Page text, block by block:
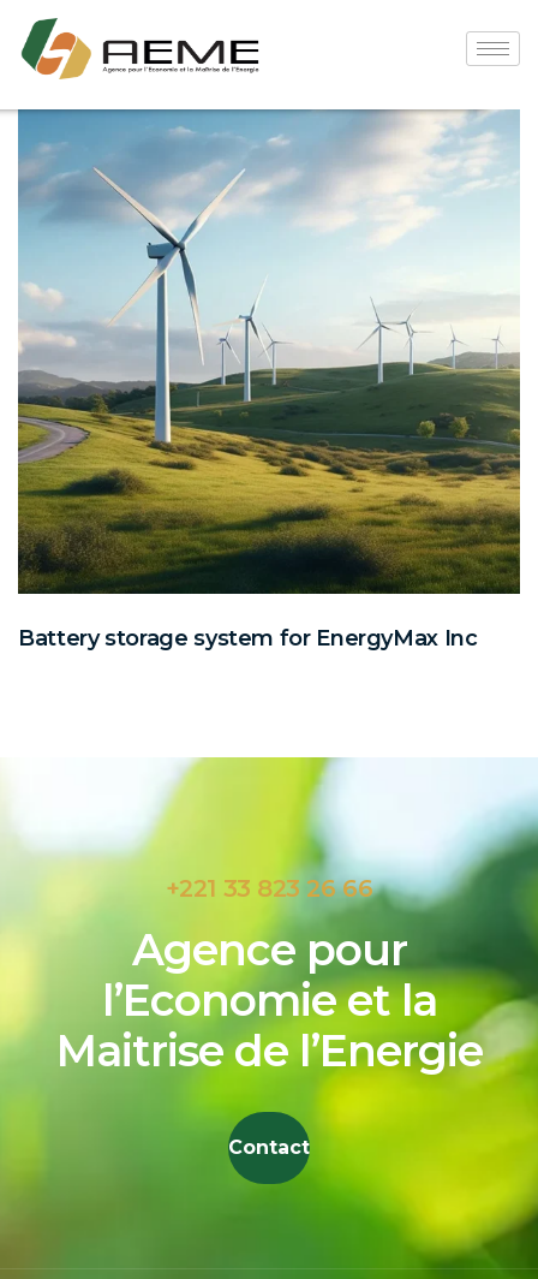
Battery storage system for EnergyMax Inc
+221 33 823 26 66
Agence pour
l’Economie et la
Maitrise de l’Energie
Contact